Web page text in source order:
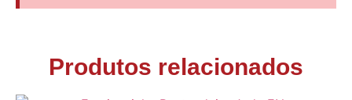
Produtos relacionados